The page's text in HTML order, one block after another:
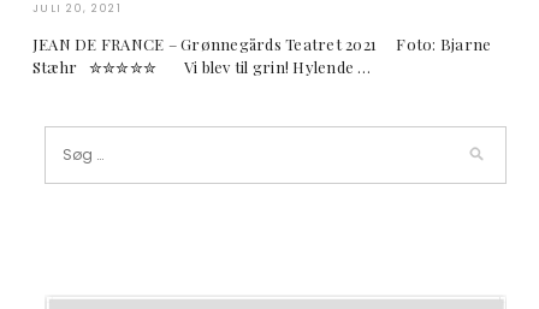
JULI 20, 2021
JEAN DE FRANCE – Grønnegårds Teatret 2021 Foto: Bjarne
Stæhr ✮✮✮✮✮ Vi blev til grin! Hylende …